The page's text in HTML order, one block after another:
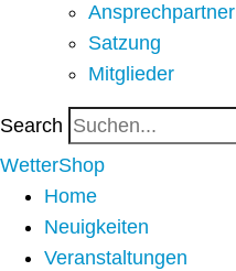
Ansprechpartner
Satzung
Mitglieder
Search
WetterShop
Home
Neuigkeiten
Veranstaltungen